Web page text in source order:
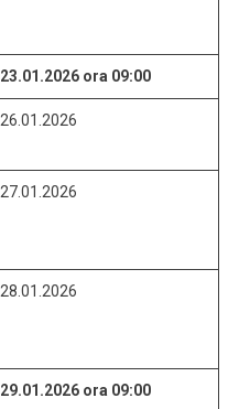
23.01.2026 ora 09:00
26.01.2026
27.01.2026
28.01.2026
29.01.2026 ora 09:00